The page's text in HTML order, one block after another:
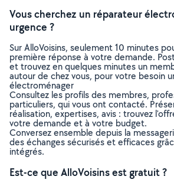
Vous cherchez un réparateur
urgence ?
Sur AlloVoisins, seulement 10 minutes
première réponse à votre demande.
et trouvez en quelques minutes un
autour de chez vous, pour votre besoin
électroménager
Consultez les profils des membres,
particuliers, qui vous ont contacté.
réalisation, expertises, avis : trouvez
votre demande et à votre budget.
Conversez ensemble depuis la
des échanges sécurisés et efficaces
intégrés.
Est-ce que AlloVoisins est gratuit ?